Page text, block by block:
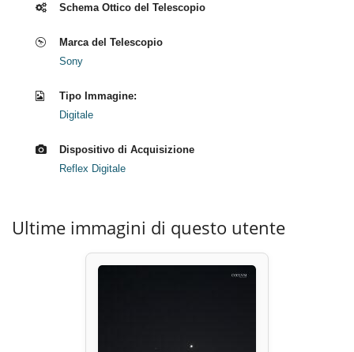
Schema Ottico del Telescopio
Marca del Telescopio
Sony
Tipo Immagine:
Digitale
Dispositivo di Acquisizione
Reflex Digitale
Ultime immagini di questo utente